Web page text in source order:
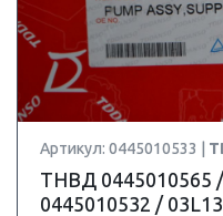
Артикул: 0445010533 |
ТНВД 0445010565
0445010532 /